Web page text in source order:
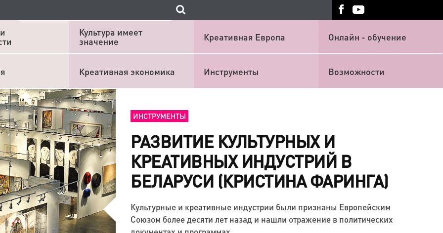
Культура имеет
значение
Креативная Европа Онлайн - обучение
Креативная экономика Инструменты Возможности
ИНСТРУМЕНТЫ
РАЗВИТИЕ КУЛЬТУРНЫХ И
КРЕАТИВНЫХ ИНДУСТРИЙ В
БЕЛАРУСИ (КРИСТИНА ФАРИНГА)
Культурные и креативные индустрии были признаны Европейским
Союзом более десяти лет назад и нашли отражение в политических